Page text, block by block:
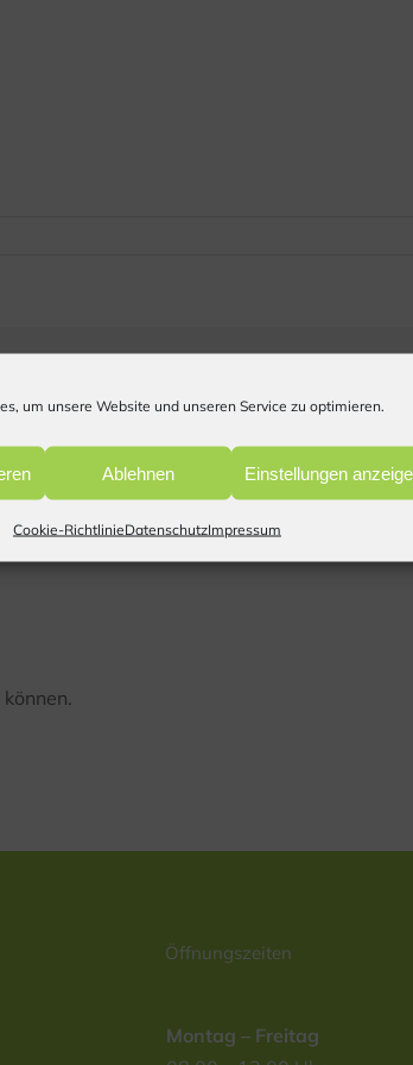
um unsere Website und unseren Service zu optimieren.
Ablehnen Einstellungen
Cookie-RichtlinieDatenschutzImpressum
Öffnungszeiten
Montag – Freitag